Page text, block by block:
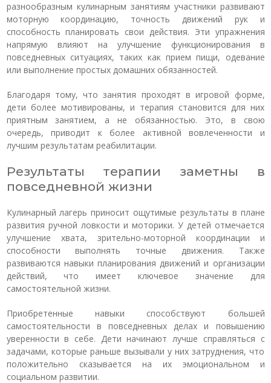
разнообразным кулинарным занятиям участники развивают
моторную координацию, точность движений рук и
способность планировать свои действия. Эти упражнения
напрямую влияют на улучшение функционирования в
повседневных ситуациях, таких как прием пищи, одевание
или выполнение простых домашних обязанностей.
Благодаря тому, что занятия проходят в игровой форме,
дети более мотивированы, и терапия становится для них
приятным занятием, а не обязанностью. Это, в свою
очередь, приводит к более активной вовлеченности и
лучшим результатам реабилитации.
Результаты терапии заметны в
повседневной жизни
Кулинарный лагерь приносит ощутимые результаты в плане
развития ручной ловкости и моторики. У детей отмечается
улучшение хвата, зрительно-моторной координации и
способности выполнять точные движения. Также
развиваются навыки планирования движений и организации
действий, что имеет ключевое значение для
самостоятельной жизни.
Приобретенные навыки способствуют большей
самостоятельности в повседневных делах и повышению
уверенности в себе. Дети начинают лучше справляться с
задачами, которые раньше вызывали у них затруднения, что
положительно сказывается на их эмоциональном и
социальном развитии.